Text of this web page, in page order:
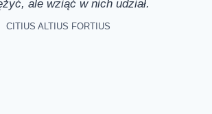
ale wziąć w nich udział.
CITIUS ALTIUS FORTIUS